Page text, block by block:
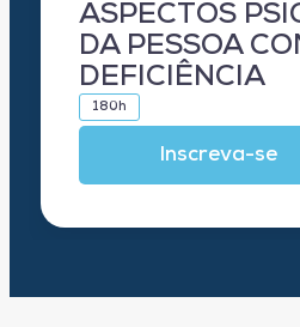
ASPECTOS
DA PESSOA
DEFICIÊNCIA
180h
Inscreva-se